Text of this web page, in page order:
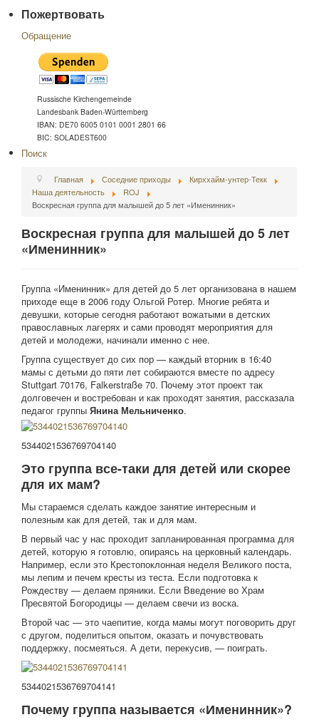
Пожертвовать
Обращение
Russische Kirchengemeinde
Landesbank Baden-Württemberg
IBAN: DE70 6005 0101 0001 2801 66
BIC: SOLADEST600
Поиск
Главная Соседние приходы
Кирххайм-унтер-Текк
Наша деятельность
ROJ
Воскресная группа для малышей до 5 лет «Именинник»
Воскресная группа для малышей до 5 лет
«Именинник»
Группа «Именинник» для детей до 5 лет организована в нашем
приходе еще в 2006 году Ольгой Ротер. Многие ребята и
девушки, которые сегодня работают вожатыми в детских
православных лагерях и сами проводят мероприятия для
детей и молодежи, начинали именно с нее.
Группа существует до сих пор — каждый вторник в 16:40
мамы с детьми до пяти лет собираются вместе по адресу
Stuttgart 70176, Falkerstraße 70. Почему этот проект так
долговечен и востребован и как проходят занятия, рассказала
педагог группы Янина Мельниченко.
5344021536769704140
Это группа все-таки для детей или скорее
для их мам?
Мы стараемся сделать каждое занятие интересным и
полезным как для детей, так и для мам.
В первый час у нас проходит запланированная программа для
детей, которую я готовлю, опираясь на церковный календарь.
Например, если это Крестопоклонная неделя Великого поста,
мы лепим и печем кресты из теста. Если подготовка к
Рождеству — делаем пряники. Если Введение во Храм
Пресвятой Богородицы — делаем свечи из воска.
Второй час — это чаепитие, когда мамы могут поговорить друг
с другом, поделиться опытом, оказать и почувствовать
поддержку, посмеяться. А дети, перекусив, — поиграть.
5344021536769704141
Почему группа называется «Именинник»?